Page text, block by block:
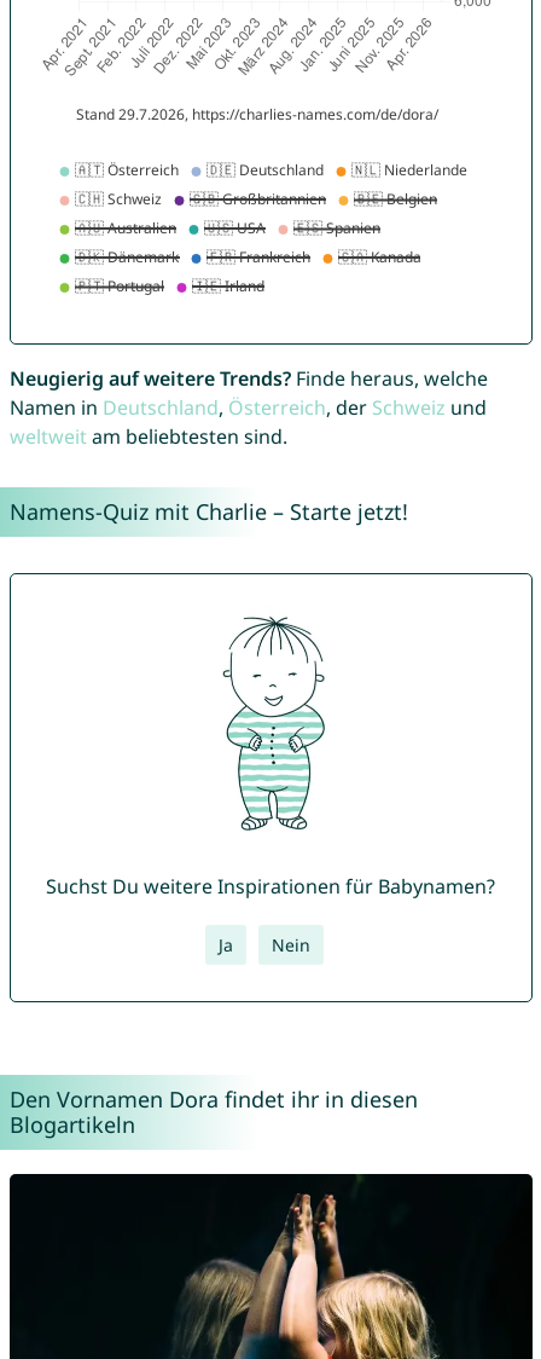
Neugierig auf weitere Trends?Finde heraus, welche
Namen in Deutschland, Österreich, der Schweiz und
weltweitam beliebtesten sind.
Namens-Quiz mit Charlie – Starte jetzt!
Suchst Du weitere Inspirationen für Babynamen?
Ja Nein
Den Vornamen Dora findet ihr in diesen
Blogartikeln